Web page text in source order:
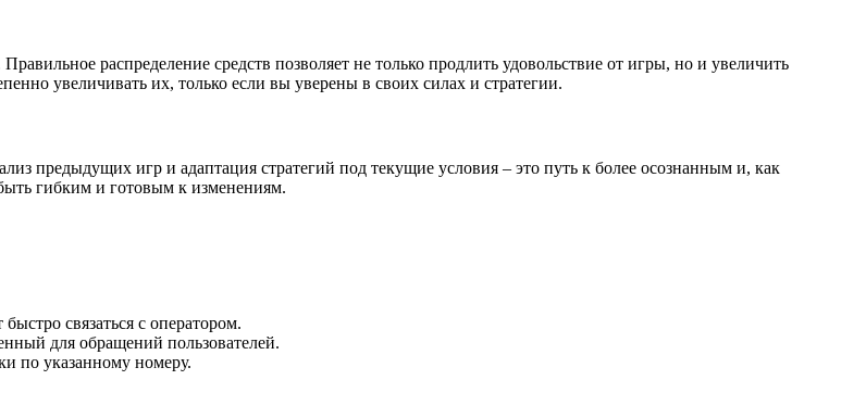
распределение средств позволяет не только продлить удовольствие от игры, но и увеличить
увеличивать их, только если вы уверены в своих силах и стратегии.
предыдущих игр и адаптация стратегий под текущие условия – это путь к более осознанным и, как
гибким и готовым к изменениям.
связаться с оператором.
для обращений пользователей.
по указанному номеру.